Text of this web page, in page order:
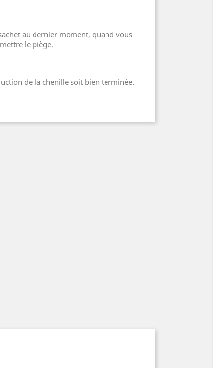
au dernier moment, quand vous
le piège.
de la chenille soit bien terminée.